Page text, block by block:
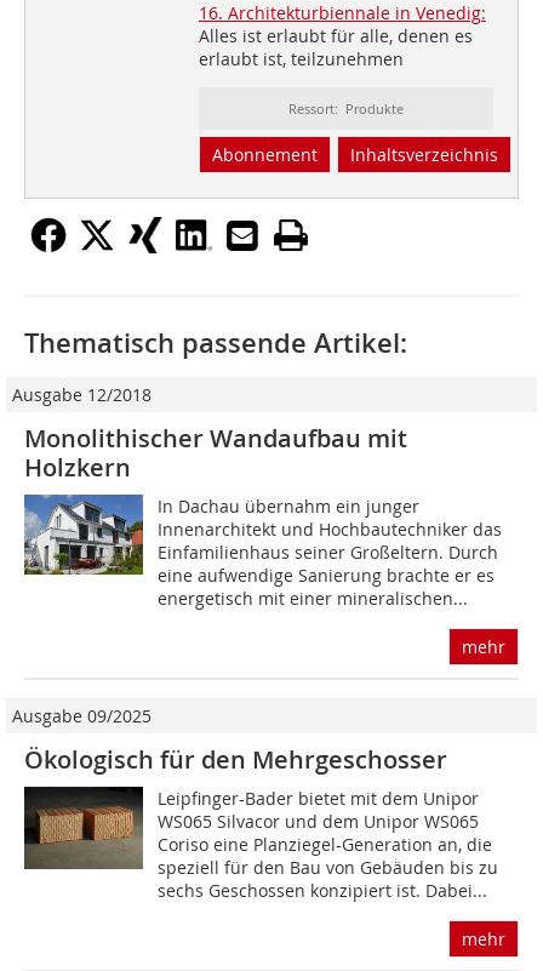
16. Architekturbiennale in Venedig:
Alles ist erlaubt für alle, denen es
erlaubt ist, teilzunehmen
Ressort: Produkte
Abonnement Inhaltsverzeichnis
Thematisch passende Artikel:
Ausgabe 12/2018
Monolithischer Wandaufbau mit
Holzkern
In Dachau übernahm ein junger
Innenarchitekt und Hochbautechniker das
Einfamilienhaus seiner Großeltern. Durch
eine aufwendige Sanierung brachte er es
energetisch mit einer mineralischen...
mehr
Ausgabe 09/2025
Ökologisch für den Mehrgeschosser
Leipfinger-Bader bietet mit dem Unipor
WS065 Silvacor und dem Unipor WS065
Coriso eine Planziegel-Generation an, die
speziell für den Bau von Gebäuden bis zu
sechs Geschossen konzipiert ist. Dabei...
mehr